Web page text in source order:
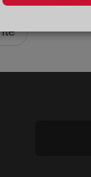
nueva)nueva)
(abre en
Flickr (abre en